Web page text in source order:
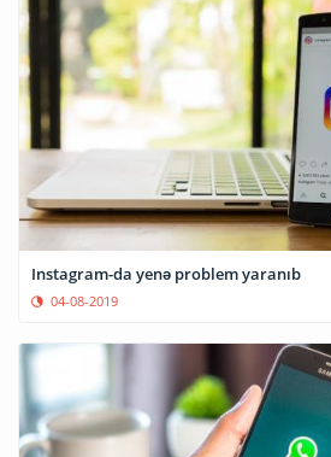
Instagram-da yenə problem yaranıb
04-08-2019